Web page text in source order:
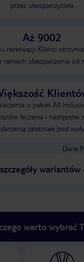
przez ubezpieczyciela
Aż 9002
rezerwacji Klienci
ramach ubezpieczenia od
o pakiet All
leczenia i następstw
zaistniałe pod
Dane
wariantów
warto wybrać